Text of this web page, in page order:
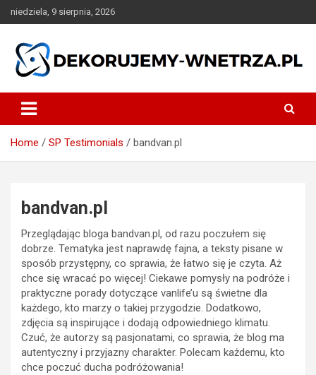
Skip
to
niedziela, 9 sierpnia, 2026
dekorujemy-wnetrza.pl
Home SP Testimonials bandvan.pl
bandvan.pl
Przeglądając bloga bandvan.pl, od razu poczułem się
dobrze. Tematyka jest naprawdę fajna, a teksty pisane w
sposób przystępny, co sprawia, że łatwo się je czyta. Aż
chce się wracać po więcej! Ciekawe pomysły na podróże i
praktyczne porady dotyczące vanlife’u są świetne dla
każdego, kto marzy o takiej przygodzie. Dodatkowo,
zdjęcia są inspirujące i dodają odpowiedniego klimatu.
Czuć, że autorzy są pasjonatami, co sprawia, że blog ma
autentyczny i przyjazny charakter. Polecam każdemu, kto
chce poczuć ducha podróżowania!